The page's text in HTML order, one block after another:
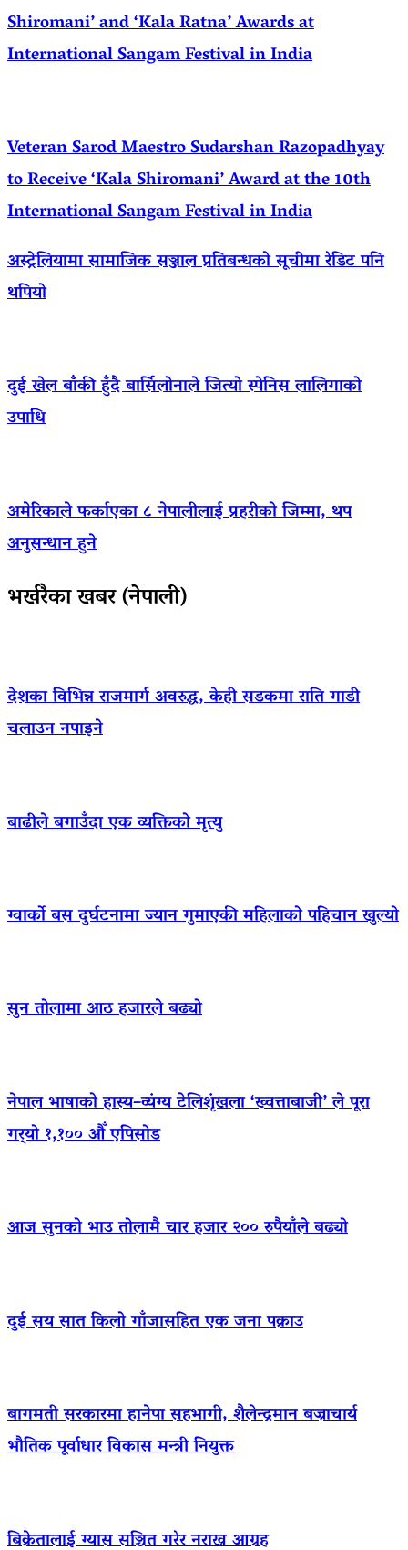
Shiromani’ and ‘Kala Ratna’ Awards at
International Sangam Festival in India
Veteran Sarod Maestro Sudarshan Razopadhyay
to Receive ‘Kala Shiromani’ Award at the 10th
International Sangam Festival in India
अस्ट्रेलियामा सामाजिक सञ्जाल प्रतिबन्धको सूचीमा रेडिट पनि
थपियो
दुई खेल बाँकी हुँदै बार्सिलोनाले जित्यो स्पेनिस लालिगाको
उपाधि
अमेरिकाले फर्काएका ८ नेपालीलाई प्रहरीको जिम्मा, थप
अनुसन्धान हुने
भर्खरैका खबर (नेपाली)
देशका विभिन्न राजमार्ग अवरुद्ध, केही सडकमा राति गाडी
चलाउन नपाइने
बाढीले बगाउँदा एक व्यक्तिको मृत्यु
ग्वार्को बस दुर्घटनामा ज्यान गुमाएकी महिलाको पहिचान खुल्यो
सुन तोलामा आठ हजारले बढ्यो
नेपाल भाषाको हास्य–व्यंग्य टेलिशृंखला ‘ख्वत्ताबाजी’ ले पूरा
गर्‍यो १,१०० औँ एपिसोड
आज सुनको भाउ तोलामै चार हजार २०० रुपैयाँले बढ्यो
दुई सय सात किलो गाँजासहित एक जना पक्राउ
बागमती सरकारमा हानेपा सहभागी, शैलेन्द्रमान बज्राचार्य
भौतिक पूर्वाधार विकास मन्त्री नियुक्त
बिक्रेतालाई ग्यास सञ्चित गरेर नराख्न आग्रह